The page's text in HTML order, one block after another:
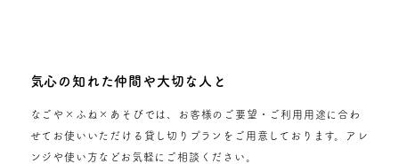
気心の知れた仲間や大切な人と
なごや×ふね×あそびでは、お客様のご要望・ご利用用途に合わ
せてお使いいただける貸し切りプランをご用意しております。アレ
ンジや使い方などお気軽にご相談ください。